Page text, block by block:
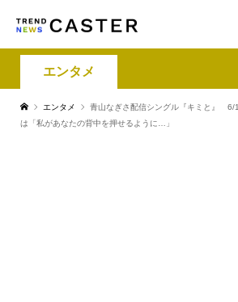
エンタメ
エンタメ
青山なぎさ配信シングル『キミと』
は「私があなたの背中を押せるように…」